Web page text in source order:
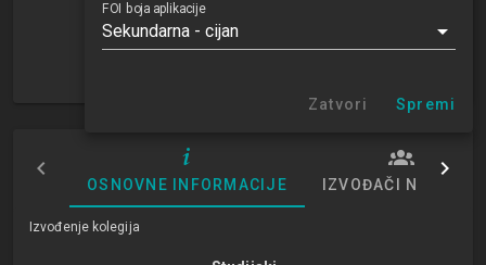
Katedra za organizaciju
NN
OSNOVNE INFORMACIJE IZVOĐAČI NASTAVE
Izvođenje kolegija
FOI boja aplikacije
Sekundarna - cijan
Zatvori Spremi